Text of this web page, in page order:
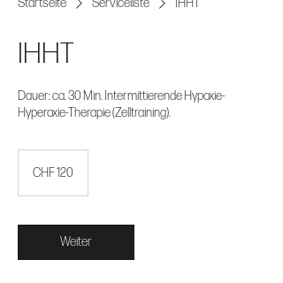
Startseite Serviceliste IHHT
IHHT
Dauer: ca. 30 Min. Intermittierende Hypoxie-
Hyperoxie-Therapie (Zelltraining).
CHF 120
Weiter